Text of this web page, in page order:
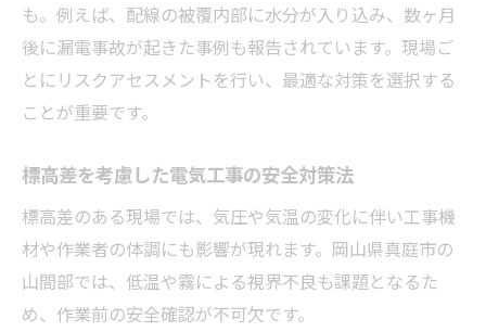
も。例えば、配線の被覆内部に水分が入り込み、数ヶ月
後に漏電事故が起きた事例も報告されています。現場ご
とにリスクアセスメントを行い、最適な対策を選択する
ことが重要です。
標高差を考慮した電気工事の安全対策法
標高差のある現場では、気圧や気温の変化に伴い工事機
材や作業者の体調にも影響が現れます。岡山県真庭市の
山間部では、低温や霧による視界不良も課題となるた
め、作業前の安全確認が不可欠です。